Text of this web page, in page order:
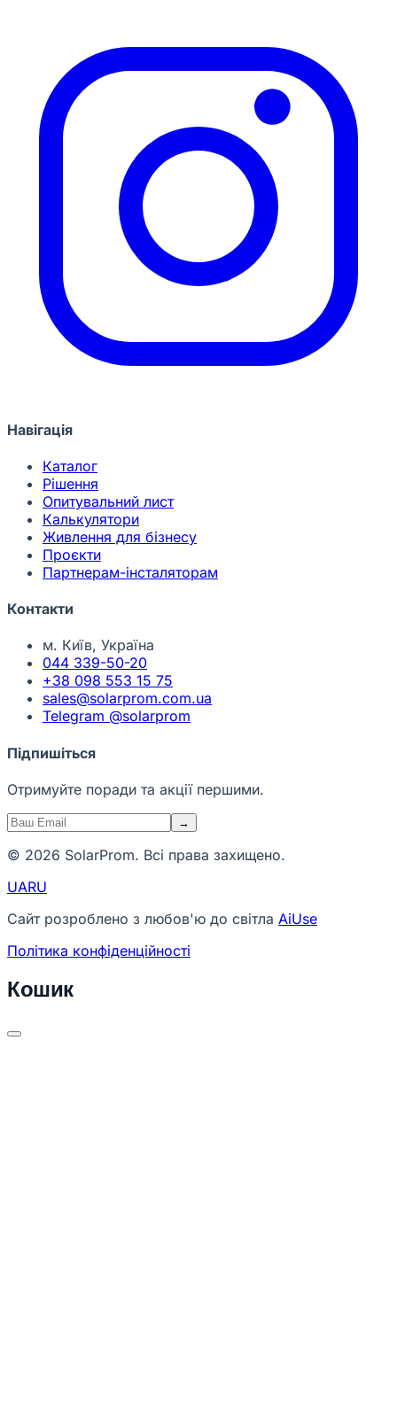
Навігація
Каталог
Рішення
Опитувальний лист
Калькулятори
Живлення для бізнесу
Проєкти
Партнерам-інсталяторам
Контакти
м. Київ, Україна
044 339-50-20
+38 098 553 15 75
sales@solarprom.com.ua
Telegram @solarprom
Підпишіться
Отримуйте поради та акції першими.
→
© 2026 SolarProm. Всі права захищено.
UARU
Сайт розроблено з любов'ю до світла AiUse
Політика конфіденційності
Кошик